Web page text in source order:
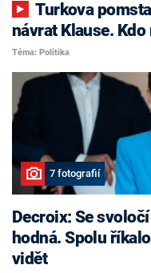
Turkova pomsta, nekonfliktní Havlíček i
návrat Klause.
Téma: Politika
7 fotografií
Decroix: Se
hodná. Spolu
vidět